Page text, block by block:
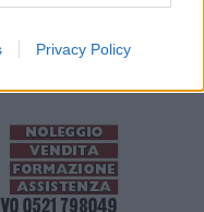
Privacy Policy